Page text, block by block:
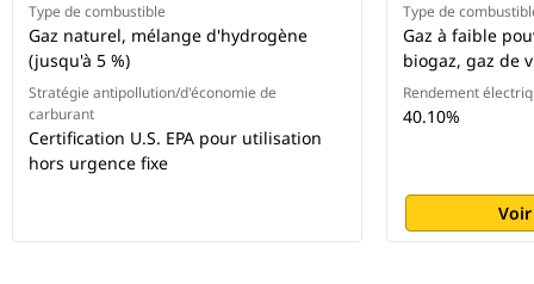
Type de combustible
Gaz naturel, mélange d'hydrogène
(jusqu'à 5 %)
Stratégie antipollution/d'économie de
carburant
Certification U.S. EPA pour utilisation
hors urgence fixe
Type de
Gaz à faible
biogaz, gaz de
Rendement
40.10%